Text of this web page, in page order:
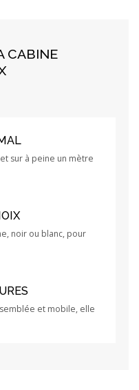
CABINE
sur à peine un mètre
noir ou blanc, pour
et mobile, elle